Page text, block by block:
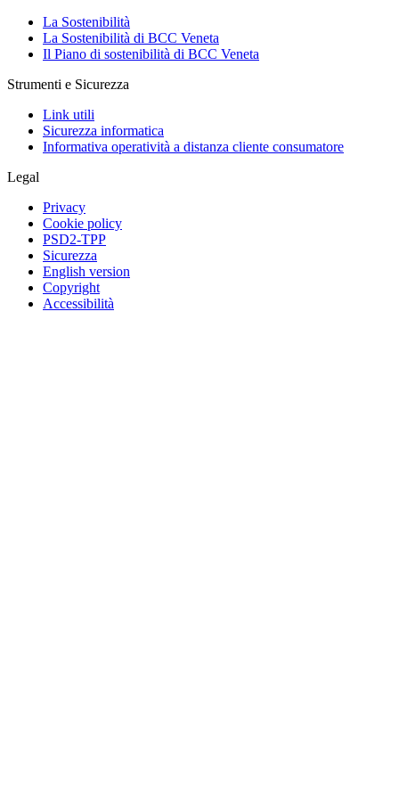
La Sostenibilità
La Sostenibilità di BCC Veneta
Il Piano di sostenibilità di BCC Veneta
Strumenti e Sicurezza
Link utili
Sicurezza informatica
Informativa operatività a distanza cliente consumatore
Legal
Privacy
Cookie policy
PSD2-TPP
Sicurezza
English version
Copyright
Accessibilità